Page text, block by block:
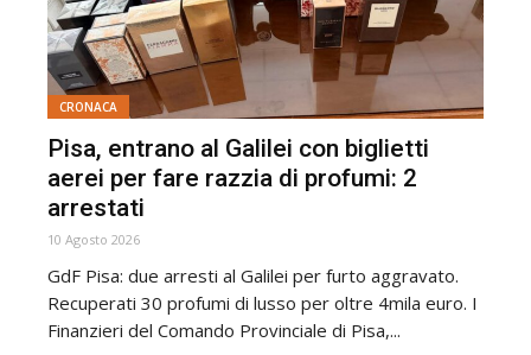
CRONACA
Pisa, entrano al Galilei con biglietti
aerei per fare razzia di profumi: 2
arrestati
10 Agosto 2026
GdF Pisa: due arresti al Galilei per furto aggravato.
Recuperati 30 profumi di lusso per oltre 4mila euro. I
Finanzieri del Comando Provinciale di Pisa,...